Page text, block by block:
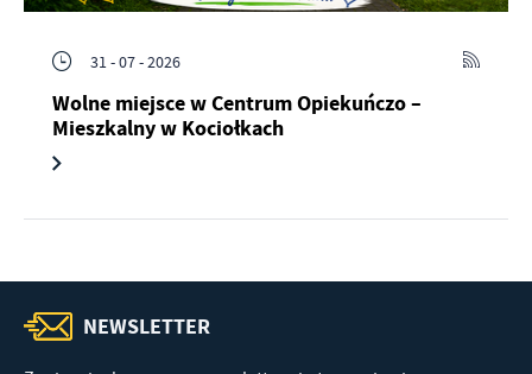
31 - 07 - 2026
Wolne miejsce w Centrum Opiekuńczo –
Mieszkalny w Kociołkach
NEWSLETTER